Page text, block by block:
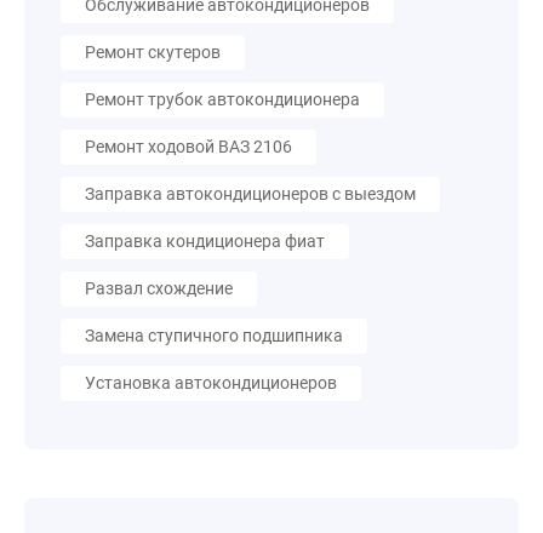
Обслуживание автокондиционеров
Ремонт скутеров
Ремонт трубок автокондиционера
Ремонт ходовой ВАЗ 2106
Заправка автокондиционеров с выездом
Заправка кондиционера фиат
Развал схождение
Замена ступичного подшипника
Установка автокондиционеров